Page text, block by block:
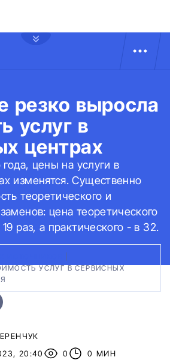
резко выросла
услуг в
центрах
года, цены на услуги в
изменятся. Существенно
теоретического и
цена теоретического
раз, а практического - в 32.
УСЛУГ В СЕРВИСНЫХ
20:40
0 0 МИН